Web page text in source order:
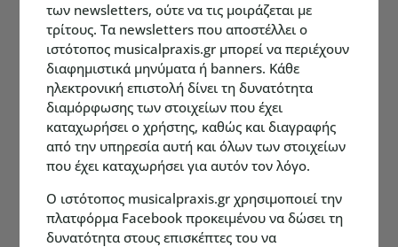
των newsletters, ούτε να τις μοιράζεται με
τρίτους. Τα newsletters που αποστέλλει ο
ιστότοπος musicalpraxis.gr μπορεί να περιέχουν
διαφημιστικά μηνύματα ή banners. Κάθε
ηλεκτρονική επιστολή δίνει τη δυνατότητα
διαμόρφωσης των στοιχείων που έχει
καταχωρήσει ο χρήστης, καθώς και διαγραφής
από την υπηρεσία αυτή και όλων των στοιχείων
που έχει καταχωρήσει για αυτόν τον λόγο.
Ο ιστότοπος musicalpraxis.gr χρησιμοποιεί την
πλατφόρμα Facebook προκειμένου να δώσει τη
δυνατότητα στους επισκέπτες του να